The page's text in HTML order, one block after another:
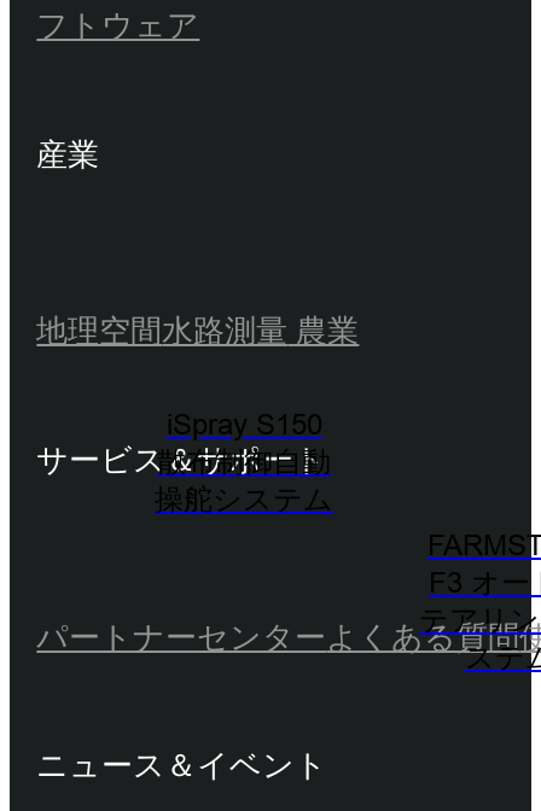
iSpray S150
散布制御自動
操舵システム
F3 オー
テアリ
ステ
フトウェア
産業
地理空間水路測量 農業
サービス＆サポート
パートナーセンターよくある質問
ニュース＆イベント